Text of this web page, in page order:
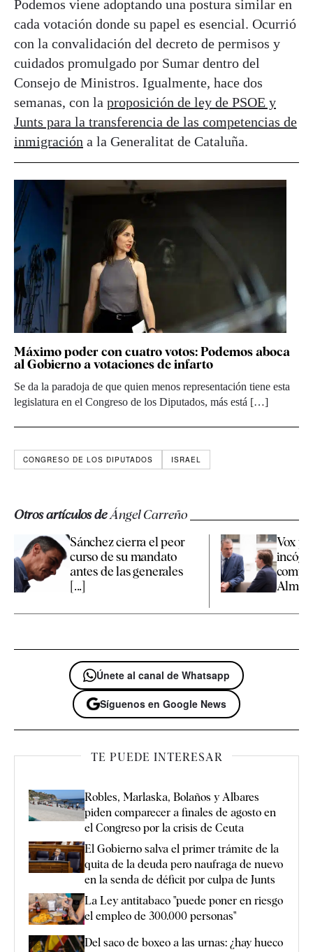
Podemos viene adoptando una postura similar en
cada votación donde su papel es esencial. Ocurrió
con la convalidación del decreto de permisos y
cuidados promulgado por Sumar dentro del
Consejo de Ministros. Igualmente, hace dos
semanas, con la proposición de ley de PSOE y
Junts para la transferencia de las competencias de
inmigración a la Generalitat de Cataluña.
Máximo poder con cuatro votos: Podemos aboca
al Gobierno a votaciones de infarto
Se da la paradoja de que quien menos representación tiene esta
legislatura en el Congreso de los Diputados, más está […]
CONGRESO DE LOS DIPUTADOS ISRAEL
Otros artículos deÁngel Carreño
Sánchez cierra el peor
curso de su mandato
antes de las generales
[...]
Vox
Únete al canal de Whatsapp
Síguenos en Google News
TE PUEDE INTERESAR
Robles, Marlaska, Bolaños y Albares
piden comparecer a finales de agosto en
el Congreso por la crisis de Ceuta
El Gobierno salva el primer trámite de la
quita de la deuda pero naufraga de nuevo
en la senda de déficit por culpa de Junts
La Ley antitabaco "puede poner en riesgo
el empleo de 300.000 personas"
Del saco de boxeo a las urnas: ¿hay hueco